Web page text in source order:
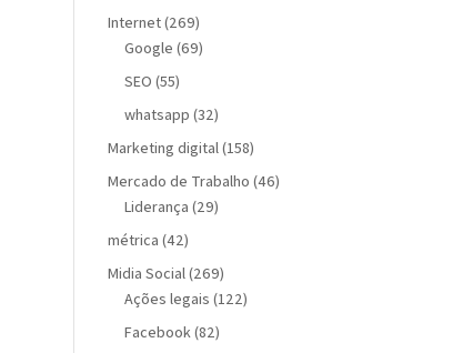
Internet(269)
Google (69)
SEO (55)
whatsapp (32)
Marketing digital(158)
Mercado de Trabalho (46)
Liderança (29)
métrica (42)
Midia Social(269)
Ações legais (122)
Facebook(82)